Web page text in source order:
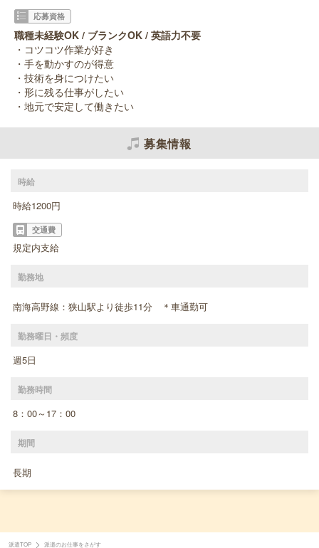
応募資格
職種未経験OK / ブランクOK / 英語力不要
・コツコツ作業が好き
・手を動かすのが得意
・技術を身につけたい
・形に残る仕事がしたい
・地元で安定して働きたい
募集情報
時給
時給1200円
交通費
規定内支給
勤務地
南海高野線：狭山駅より徒歩11分 ＊車通勤可
勤務曜日・頻度
週5日
勤務時間
8：00～17：00
期間
長期
派遣TOP 派遣のお仕事をさがす